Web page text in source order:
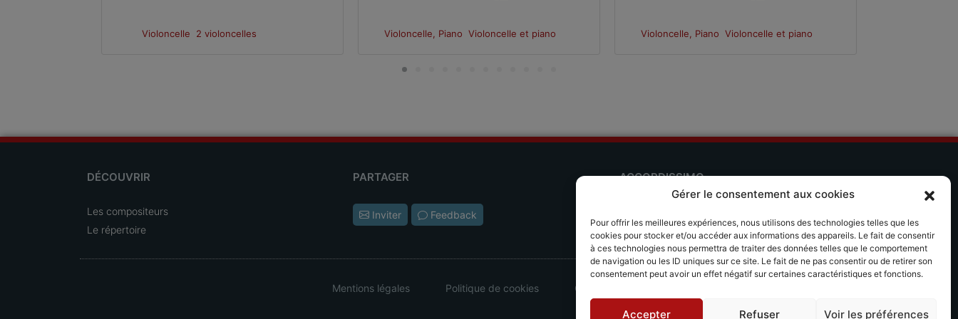
Gérer le consentement aux cookies
Pour offrir les meilleures expériences, nous utilisons des technologies telles que les
cookies pour stocker et/ou accéder aux informations des appareils. Le fait de consentir
à ces technologies nous permettra de traiter des données telles que le comportement
de navigation ou les ID uniques sur ce site. Le fait de ne pas consentir ou de retirer son
consentement peut avoir un effet négatif sur certaines caractéristiques et fonctions.
Accepter Refuser Voir les préférences
Violoncelle 2 violoncelles Violoncelle, Piano Violoncelle et piano Violoncelle, Piano Violoncelle et piano
DÉCOUVRIR
Les compositeurs
Le répertoire
PARTAGER
Inviter Feedback
ACCORDISSIMO
L'application Scales
Mentions légales Politique de cookies CGV - CGU